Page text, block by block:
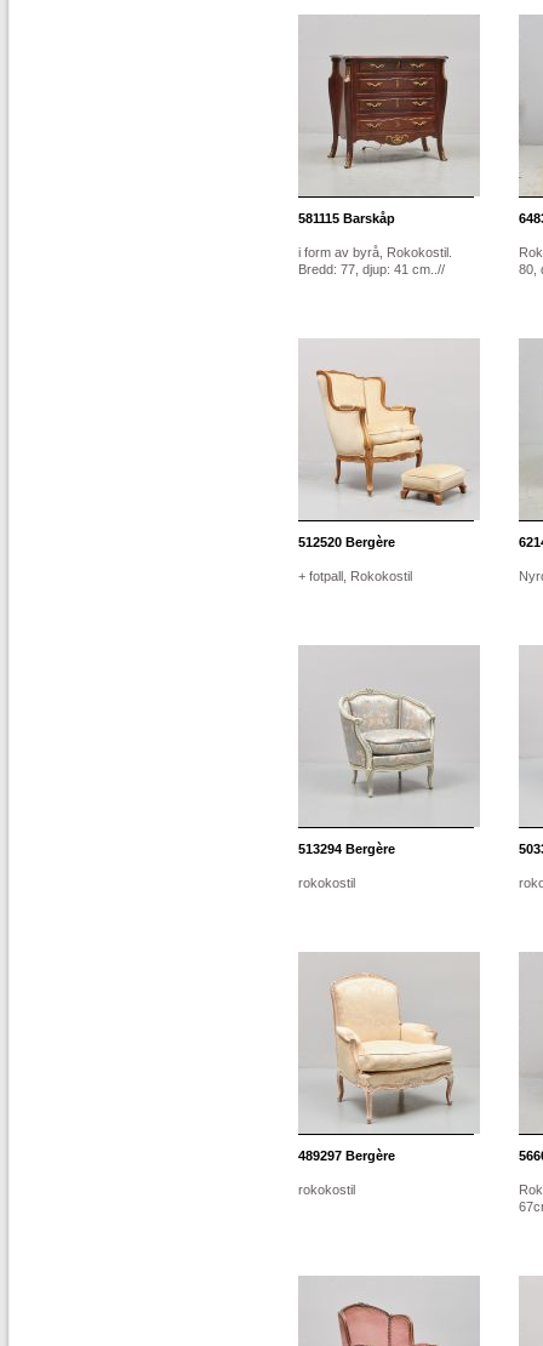
581115 Barskåp
i form av byrå, Rokokostil.
Bredd: 77, djup: 41 cm..//
80,
512520 Bergère
+ fotpall, Rokokostil
513294 Bergère
rokokostil
489297 Bergère
rokokostil